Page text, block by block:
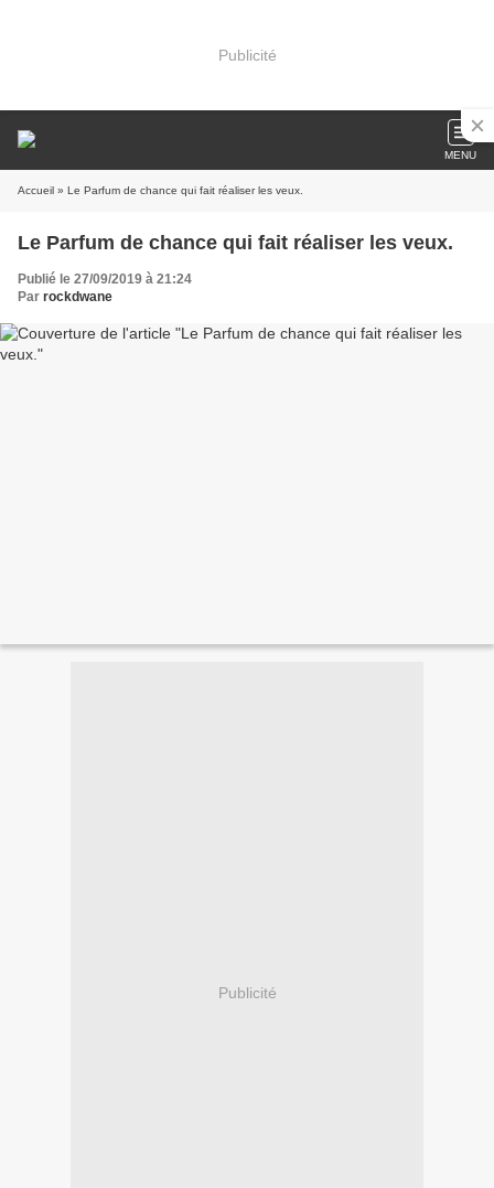
Publicité
MENU
Accueil » Le Parfum de chance qui fait réaliser les veux.
Le Parfum de chance qui fait réaliser les veux.
Publié le 27/09/2019 à 21:24
Par rockdwane
Publicité